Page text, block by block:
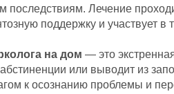
последствиям. Лечение
поддержку и участвует в
на дом — это
или выводит из
к осознанию проблемы и